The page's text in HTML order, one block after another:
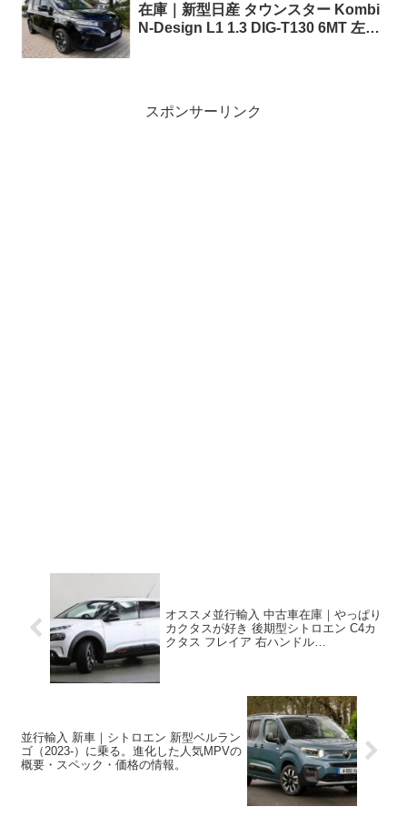
在庫｜新型日産 タウンスター Kombi
N-Design L1 1.3 DIG-T130 6MT 左ハ
スポンサーリンク
オススメ並行輸入 中古車在庫｜やっぱり
カクタスが好き 後期型シトロエン C4カ
クタス フレイア 右ハンドル
並行輸入 新車｜シトロエン 新型ベルラン
ゴ（2023-）に乗る。進化した人気MPVの
概要・スペック・価格の情報。